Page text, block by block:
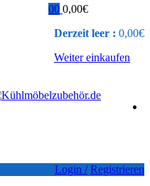
0 0,00€
Derzeit leer : 0,00€
Weiter einkaufen
0
Login / Registrieren